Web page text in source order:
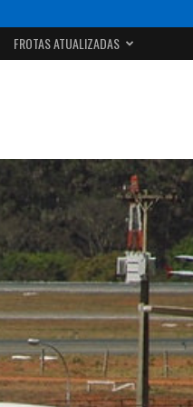
FROTAS ATUALIZADAS